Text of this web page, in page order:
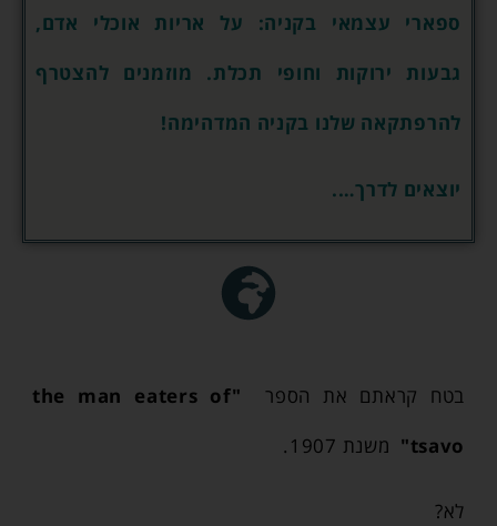
ספארי עצמאי בקניה: על אריות אוכלי אדם,
גבעות ירוקות וחופי תכלת. מוזמנים להצטרף
להרפתקאה שלנו בקניה המדהימה!
יוצאים לדרך….
בטח קראתם את הספר
"the man eaters of
tsavo"
משנת 1907.
לא?